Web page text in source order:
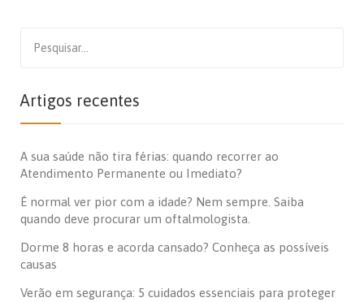
for:
Artigos recentes
A sua saúde não tira férias: quando recorrer ao
Atendimento Permanente ou Imediato?
É normal ver pior com a idade? Nem sempre. Saiba
quando deve procurar um oftalmologista.
Dorme 8 horas e acorda cansado? Conheça as possíveis
causas
Verão em segurança: 5 cuidados essenciais para proteger